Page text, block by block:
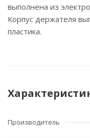
выполнена из
Корпус держателя
пластика.
Производитель